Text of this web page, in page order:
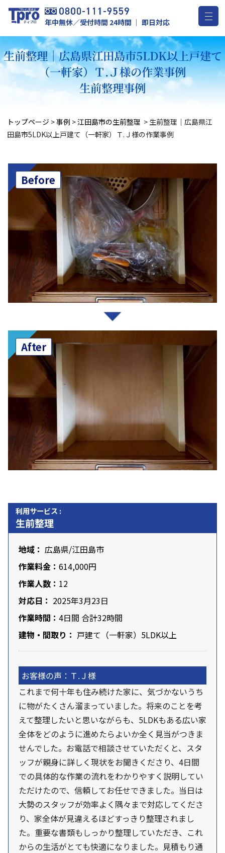
年中無休／受付時間 24時間 ｜ 即日対応
生前整理｜広島県江田島市5LDK以上戸建て
（一軒家）Ｔ.Ｊ様の作業事例
生前整理事例
トップページ >事例 >江田島市の生前整理 > 生前整理｜広島県江
田島市5LDK以上戸建て（一軒家）Ｔ.Ｊ様の作業事例
Before
After
利用サービス :
生前整理
地域： 広島県/江田島市
作業料金： 614,000円
作業人数： 12
対応日： 2025年3月23日
作業時間： 4日間 合計32時間
建物・間取り： 戸建て（一軒家）5LDK以上
お客様の声：Ｔ.Ｊ様
これまで何十年も住み続けた家に、気づかないうち
に物がたくさん溜まっていました。将来のことを考
えて整理したいと思いながらも、5LDKもある広い家
全体をどのように進めたらよいか全く見当がつきま
せんでした。お電話で相談させていただくと、スタ
ッフが親身に詳しく現状をお聞きくださり、4日間
での具体的な作業の流れをわかりやすく説明してい
ただけたので、信頼してお任せできました。当日は
大勢のスタッフが効率よく隅々まで対応してくださ
り、家全体が見違えるほどすっきり整理されまし
た。重要な書類もしっかり整理していただき、これ
からの生活がとても快適になりました。見積もり通